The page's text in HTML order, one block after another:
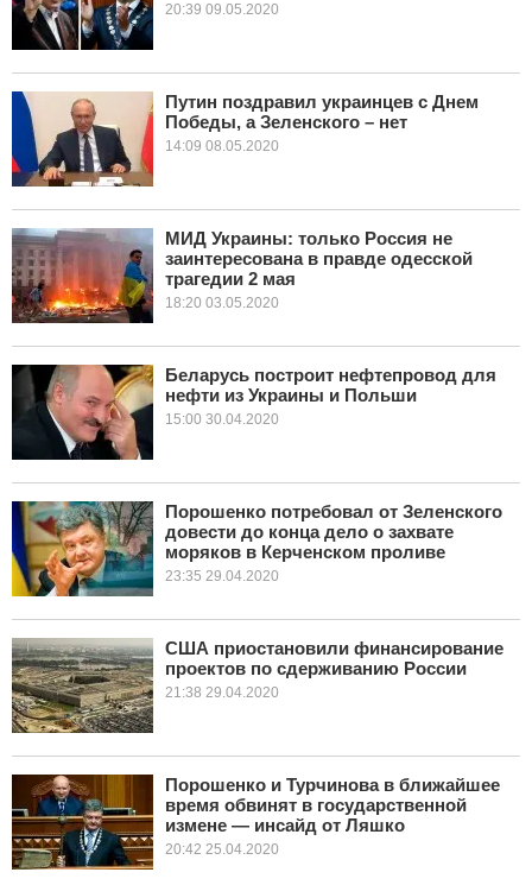
20:39 09.05.2020
Путин поздравил украинцев с Днем
Победы, а Зеленского – нет
14:09 08.05.2020
МИД Украины: только Россия не
заинтересована в правде одесской
трагедии 2 мая
18:20 03.05.2020
Беларусь построит нефтепровод для
нефти из Украины и Польши
15:00 30.04.2020
Порошенко потребовал от Зеленского
довести до конца дело о захвате
моряков в Керченском проливе
23:35 29.04.2020
США приостановили финансирование
проектов по сдерживанию России
21:38 29.04.2020
Порошенко и Турчинова в ближайшее
время обвинят в государственной
измене — инсайд от Ляшко
20:42 25.04.2020